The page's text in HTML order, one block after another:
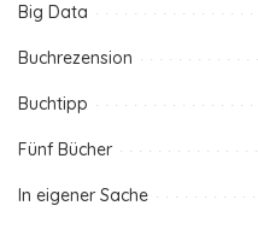
Big Data
Buchrezension
Buchtipp
Fünf Bücher
In eigener Sache